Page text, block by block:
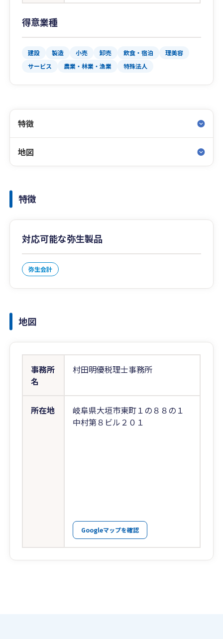
得意業種
建設 製造 小売 卸売 飲食・宿泊
理美容
サービス
農業・林業・漁業 特殊法人
特徴
地図
特徴
対応可能な弥生製品
弥生会計
地図
事務所
名
村田明優税理士事務所
所在地
岐阜県大垣市東町１の８８の１
中村第８ビル２０１
Googleマップを確認